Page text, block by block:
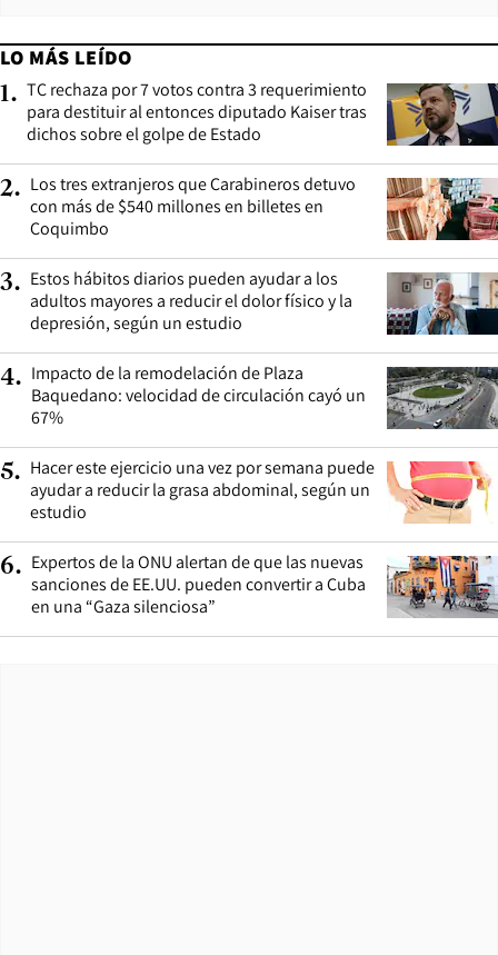
LO MÁS LEÍDO
1. TC rechaza por 7 votos contra 3 requerimiento
para destituir al entonces diputado Kaiser tras
dichos sobre el golpe de Estado
2. Los tres extranjeros que Carabineros detuvo
con más de $540 millones en billetes en
Coquimbo
3. Estos hábitos diarios pueden ayudar a los
adultos mayores a reducir el dolor físico y la
depresión, según un estudio
4. Impacto de la remodelación de Plaza
Baquedano: velocidad de circulación cayó un
67%
5. Hacer este ejercicio una vez por semana puede
ayudar a reducir la grasa abdominal, según un
estudio
6. Expertos de la ONU alertan de que las nuevas
sanciones de EE.UU. pueden convertir a Cuba
en una “Gaza silenciosa”